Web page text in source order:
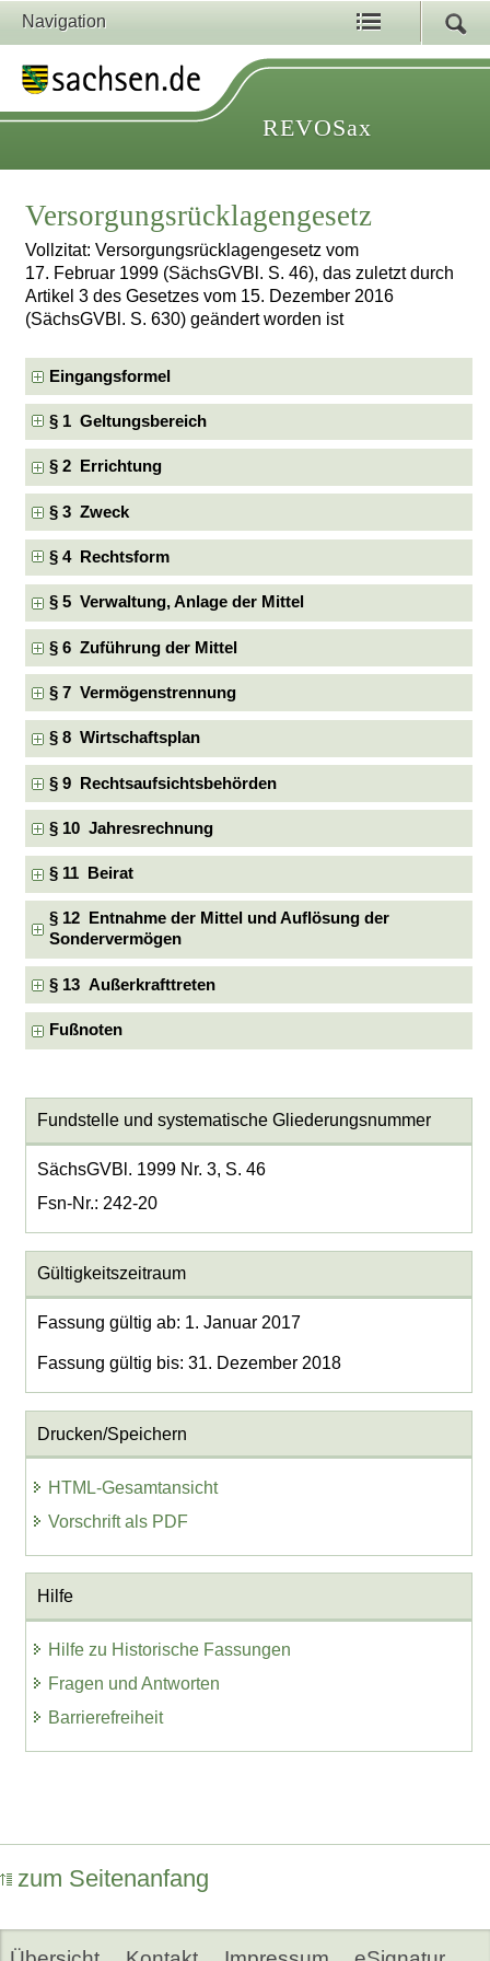
Navigation
REVOSax
Versorgungsrücklagengesetz
Vollzitat: Versorgungsrücklagengesetz vom
17. Februar 1999 (SächsGVBl. S. 46), das zuletzt durch
Artikel 3 des Gesetzes vom 15. Dezember 2016
(SächsGVBl. S. 630) geändert worden ist
Eingangsformel
§ 1 Geltungsbereich
§ 2 Errichtung
§ 3 Zweck
§ 4 Rechtsform
§ 5 Verwaltung, Anlage der Mittel
§ 6 Zuführung der Mittel
§ 7 Vermögenstrennung
§ 8 Wirtschaftsplan
§ 9 Rechtsaufsichtsbehörden
§ 10 Jahresrechnung
§ 11 Beirat
§ 12 Entnahme der Mittel und Auflösung der
Sondervermögen
§ 13 Außerkrafttreten
Fußnoten
Fundstelle und systematische Gliederungsnummer
SächsGVBl. 1999 Nr. 3, S. 46
Fsn-Nr.: 242-20
Gültigkeitszeitraum
Fassung gültig ab: 1. Januar 2017
Fassung gültig bis: 31. Dezember 2018
Drucken/Speichern
HTML-Gesamtansicht
Vorschrift als PDF
Hilfe
Hilfe zu Historische Fassungen
Fragen und Antworten
Barrierefreiheit
zum Seitenanfang